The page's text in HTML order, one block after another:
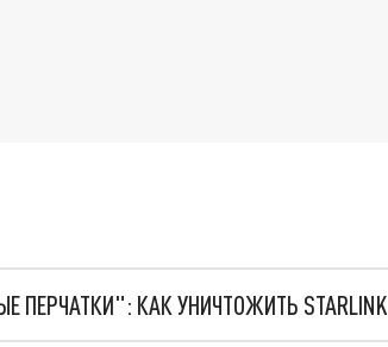
ПЕРЧАТКИ": КАК УНИЧТОЖИТЬ STARLINK